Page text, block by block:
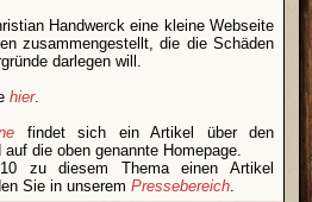
Handwerck eine kleine Webseite
zusammengestellt, die die Schäden
darlegen will.
hier.
findet sich ein Artikel über den
die oben genannte Homepage.
zu diesem Thema einen Artikel
Sie in unserem Pressebereich